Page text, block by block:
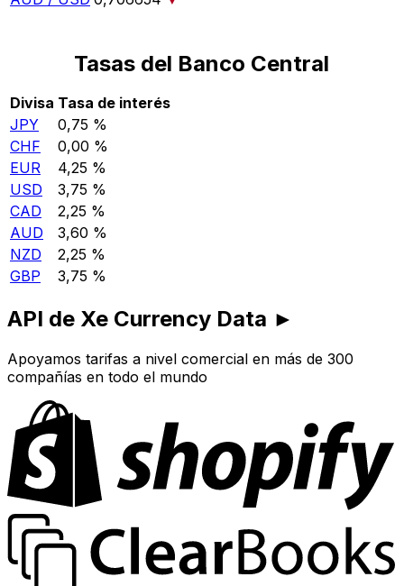
Tasas del Banco Central
Divisa Tasa de interés
JPY
0,75 %
CHF
0,00 %
EUR
4,25 %
USD
3,75 %
CAD
2,25 %
AUD
3,60 %
NZD
2,25 %
GBP
3,75 %
API de Xe Currency Data ►
Apoyamos tarifas a nivel comercial en más de 300
compañías en todo el mundo